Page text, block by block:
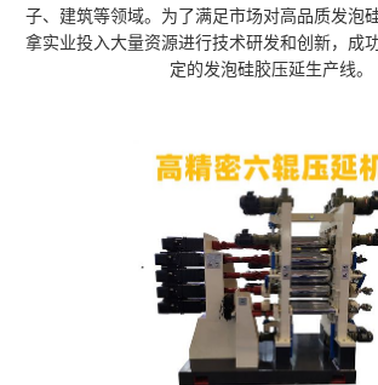
子、建筑等领域。为了满足市场对高品质发泡
拿实业投入大量资源进行技术研发和创新，成
定的发泡硅胶压延生产线。